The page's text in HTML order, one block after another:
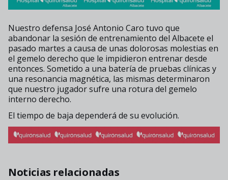
Nuestro defensa José Antonio Caro tuvo que
abandonar la sesión de entrenamiento del Albacete el
pasado martes a causa de unas dolorosas molestias en
el gemelo derecho que le impidieron entrenar desde
entonces. Sometido a una batería de pruebas clínicas y
una resonancia magnética, las mismas determinaron
que nuestro jugador sufre una rotura del gemelo
interno derecho.
El tiempo de baja dependerá de su evolución.
Noticias relacionadas